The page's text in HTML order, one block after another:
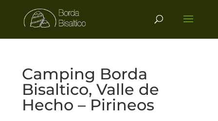
Camping Borda
Bisaltico, Valle de
Hecho – Pirineos